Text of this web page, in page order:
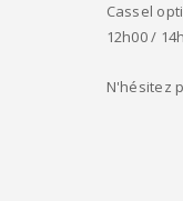
Cassel
12h00 /
N'hésitez